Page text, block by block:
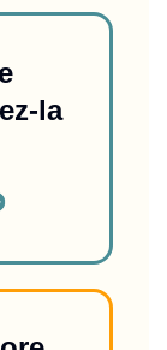
la